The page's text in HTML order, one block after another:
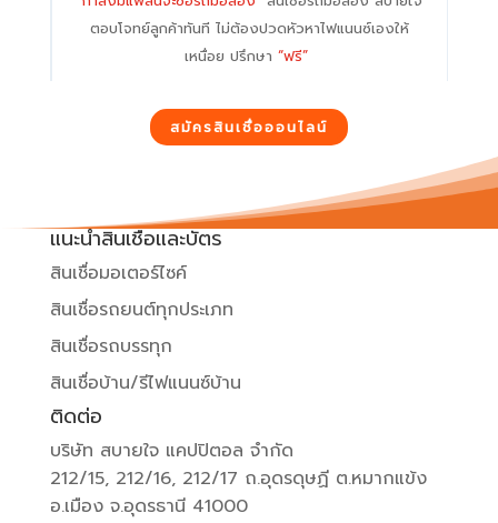
ตอบโจทย์ลูกค้าทันที ไม่ต้องปวดหัวหาไฟแนนซ์เองให้
เหนื่อย ปรึกษา “ฟรี”
สมัครสินเชื่อออนไลน์
แนะนำสินเชื่อและบัตร
สินเชื่อมอเตอร์ไซค์
สินเชื่อรถยนต์ทุกประเภท
สินเชื่อรถบรรทุก
สินเชื่อบ้าน/รีไฟแนนซ์บ้าน
ติดต่อ
บริษัท สบายใจ แคปปิตอล จำกัด
212/15, 212/16, 212/17 ถ.อุดรดุษฏี ต.หมากแข้ง
อ.เมือง จ.อุดรธานี 41000